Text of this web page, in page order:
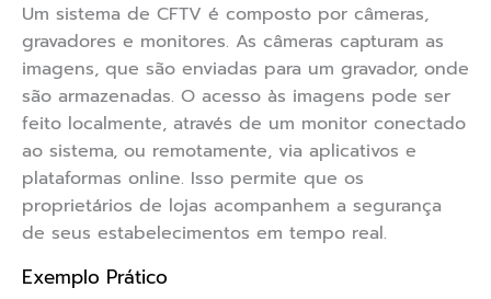
Um sistema de CFTV é composto por câmeras,
gravadores e monitores. As câmeras capturam as
imagens, que são enviadas para um gravador, onde
são armazenadas. O acesso às imagens pode ser
feito localmente, através de um monitor conectado
ao sistema, ou remotamente, via aplicativos e
plataformas online. Isso permite que os
proprietários de lojas acompanhem a segurança
de seus estabelecimentos em tempo real.
Exemplo Prático